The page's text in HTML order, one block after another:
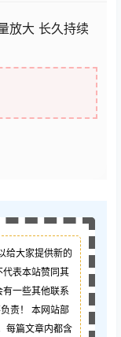
放大 长久持续
给大家提供新的
表本站赞同其
一些其他联系
责！ 本网站部
每篇文章内都含